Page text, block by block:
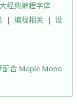
经典编程字体
| 编程相关 | 设
配合 Maple Mono